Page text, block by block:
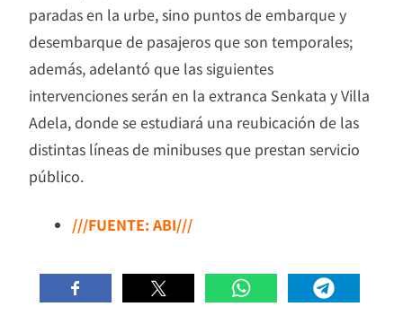
paradas en la urbe, sino puntos de embarque y
desembarque de pasajeros que son temporales;
además, adelantó que las siguientes
intervenciones serán en la extranca Senkata y Villa
Adela, donde se estudiará una reubicación de las
distintas líneas de minibuses que prestan servicio
público.
///FUENTE: ABI///